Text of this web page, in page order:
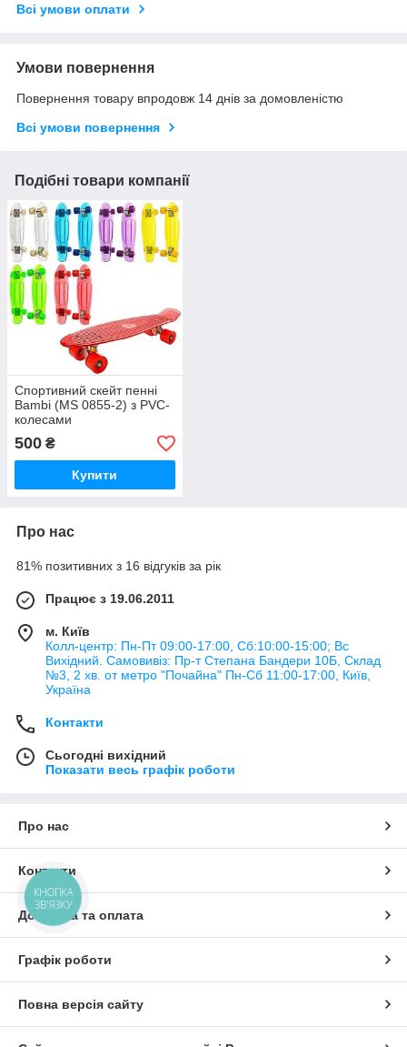
Всі умови оплати
Умови повернення
Повернення товару впродовж 14 днів за домовленістю
Всі умови повернення
Подібні товари компанії
Спортивний скейт пенні
Bambi (MS 0855-2) з PVC-
колесами
500 ₴
Купити
Про нас
81% позитивних з 16 відгуків за рік
Працює з 19.06.2011
м. Київ
Колл-центр: Пн-Пт 09:00-17:00, Сб:10:00-15:00; Вс
Вихідний. Самовивіз: Пр-т Степана Бандери 10Б, Склад
№3, 2 хв. от метро "Почайна" Пн-Cб 11:00-17:00, Київ,
Україна
Контакти
Сьогодні вихідний
Показати весь графік роботи
Про нас
Контакти
Доставка та оплата
Графік роботи
Повна версія сайту
КНОПКА
ЗВ'ЯЗКУ